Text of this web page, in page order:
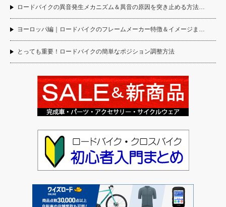
ロードバイクの異音発生メカニズム＆異音の原因を突き止める方法…
ヨーロッパ編｜ロードバイクのフレームメーカー特徴＆イメージま…
とっても重要！ロードバイクの簡単なポジション調整方法